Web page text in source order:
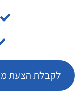
לקבלת הצעת